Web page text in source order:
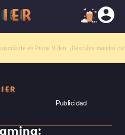
en Prime Video. ¡Descubre nuestro
Publicidad